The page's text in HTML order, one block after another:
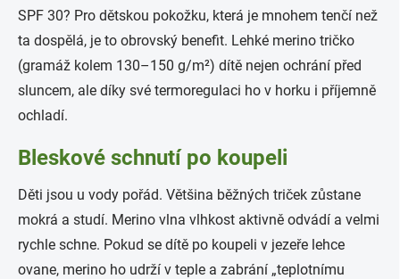
SPF 30? Pro dětskou pokožku, která je mnohem tenčí než
ta dospělá, je to obrovský benefit. Lehké merino tričko
(gramáž kolem 130–150 g/m²) dítě nejen ochrání před
sluncem, ale díky své termoregulaci ho v horku i příjemně
ochladí.
Bleskové schnutí po koupeli
Děti jsou u vody pořád. Většina běžných triček zůstane
mokrá a studí. Merino vlna vlhkost aktivně odvádí a velmi
rychle schne. Pokud se dítě po koupeli v jezeře lehce
ovane, merino ho udrží v teple a zabrání „teplotnímu